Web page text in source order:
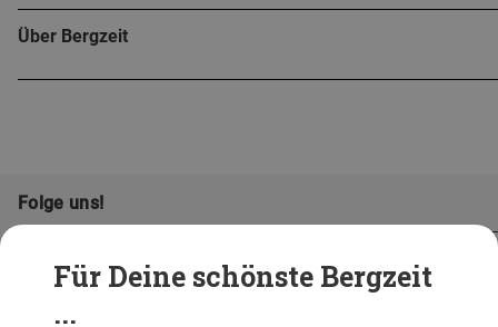
Für Deine schönste Bergzeit
...
Über Bergzeit
Folge uns!